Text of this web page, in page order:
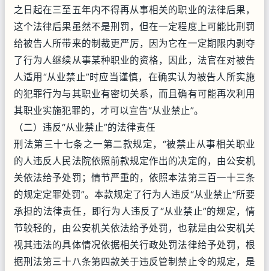
之日起在三至五年内不得再从事相关的职业的法律后果，
这个法律后果虽然不是刑罚，但在一定程度上可能比刑罚
给被告人所带来的制裁更严厉，因为它在一定期限内剥夺
了行为人继续从事某种职业的资格，因此，法官在对被告
人适用“从业禁止”时应当谨慎，在确实认为被告人所实施
的犯罪行为与其职业有密切关系，而且确有可能再次利用
其职业实施犯罪的，才可以宣告“从业禁止”。
（二）违反“从业禁止”的法律责任
刑法第三十七条之一第二款规定，“被禁止从事相关职业
的人违反人民法院依照前款规定作出的决定的，由公安机
关依法给予处罚；情节严重的，依照本法第三百一十三条
的规定定罪处罚”。本款规定了行为人违反“从业禁止”所要
承担的法律责任，即行为人违反了“从业禁止”的规定，情
节较轻的，由公安机关依法给予处罚，也就是由公安机关
视其违法的具体情况依据相关行政处罚法律给予处罚，根
据刑法第三十八条第四款关于违反管制禁止令的规定，是